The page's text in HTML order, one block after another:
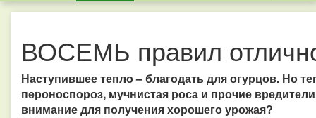
ВОСЕМЬ правил
Наступившее тепло – благодать для огурцов. Но
пероноспороз, мучнистая роса и прочие
внимание для получения хорошего урожая?